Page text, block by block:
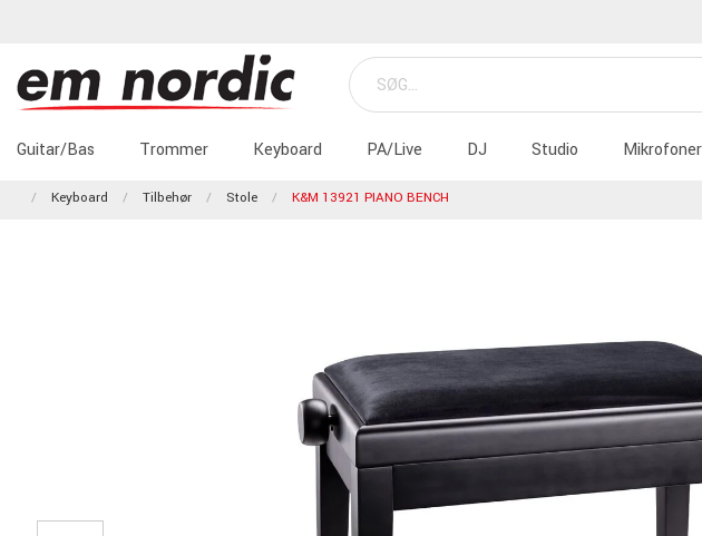
Guitar/Bas Trommer Keyboard PA/Live DJ Studio Mikrofoner
Keyboard Tilbehør Stole K&M 13921 PIANO BENCH